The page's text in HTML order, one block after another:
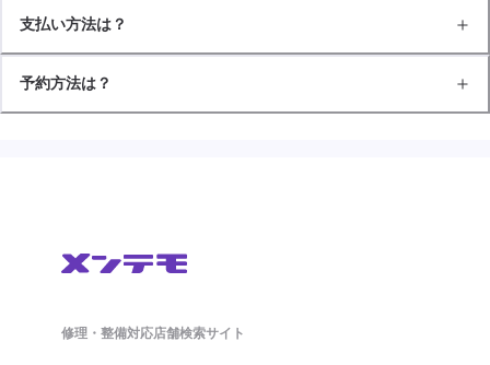
支払い方法は？
予約方法は？
修理・整備対応店舗検索サイト